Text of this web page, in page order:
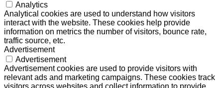
Analytics
Analytical cookies are used to understand how visitors
interact with the website. These cookies help provide
information on metrics the number of visitors, bounce rate,
traffic source, etc.
Advertisement
Advertisement
Advertisement cookies are used to provide visitors with
relevant ads and marketing campaigns. These cookies track
visitors across websites and collect information to provide